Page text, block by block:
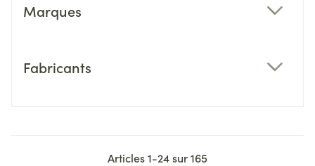
Marques
Fabricants
Articles1-24sur165